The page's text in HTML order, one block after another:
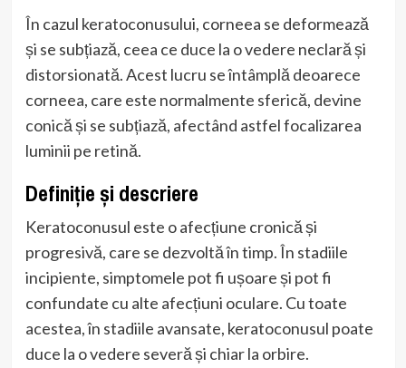
În cazul keratoconusului, corneea se deformează
și se subțiază, ceea ce duce la o vedere neclară și
distorsionată. Acest lucru se întâmplă deoarece
corneea, care este normalmente sferică, devine
conică și se subțiază, afectând astfel focalizarea
luminii pe retină.
Definiție și descriere
Keratoconusul este o afecțiune cronică și
progresivă, care se dezvoltă în timp. În stadiile
incipiente, simptomele pot fi ușoare și pot fi
confundate cu alte afecțiuni oculare. Cu toate
acestea, în stadiile avansate, keratoconusul poate
duce la o vedere severă și chiar la orbire.